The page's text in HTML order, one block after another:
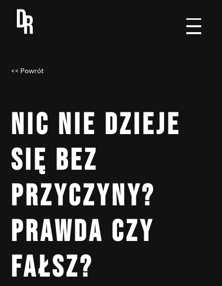
<< Powrót
NIC NIE DZIEJE
SIĘ BEZ
PRZYCZYNY?
PRAWDA CZY
FAŁSZ?